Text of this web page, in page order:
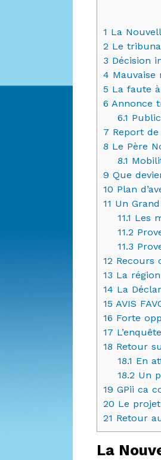
1 La
2 Le
3 Décision
4
5 La faute
6 Annonce
6.1
7 Report
8 Le Père
8.1
9 Que
10 Plan
11 Un
11.1 Les
11.2
11.3
12 Recours
13 La
14 La
15 AVIS
16 Forte
17
18 Retour
18.1 En
18.2 Un
19 GPii ca
20 Le
21 Retour
La